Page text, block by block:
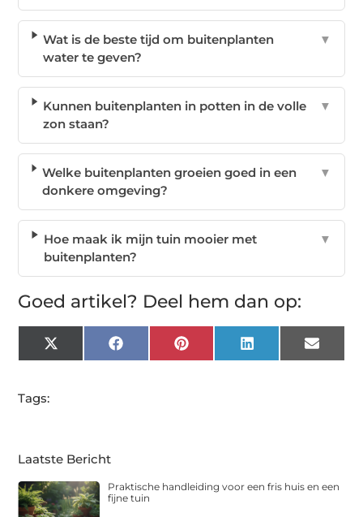
Wat is de beste tijd om buitenplanten
water te geven?
▼
Kunnen buitenplanten in potten in de volle
zon staan?
▼
Welke buitenplanten groeien goed in een
donkere omgeving?
▼
Hoe maak ik mijn tuin mooier met
buitenplanten?
▼
Goed artikel? Deel hem dan op:
X
(Twitter)
FacebookPinterest LinkedIn Email
Tags:
Laatste Bericht
Praktische handleiding voor een fris huis en een
fijne tuin